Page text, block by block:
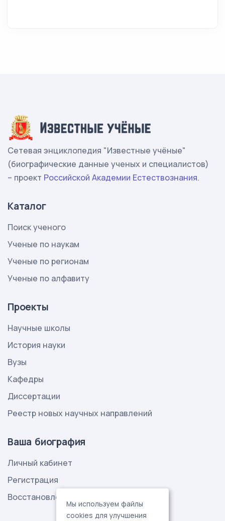
Сетевая энциклопедия "Известные учёные"
(биографические данные ученых и специалистов)
– проект Российской Академии Естествознания.
Каталог
Поиск ученого
Ученые по наукам
Ученые по регионам
Ученые по алфавиту
Проекты
Научные школы
История науки
Вузы
Кафедры
Диссертации
Реестр новых научных направлений
Ваша биография
Личный кабинет
Регистрация
Восстановление пароля
Мы используем файлы
cookies для улучшения